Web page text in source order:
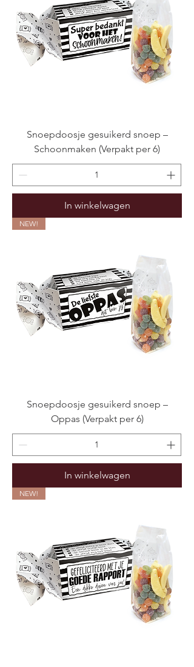
Snoepdoosje gesuikerd snoep –
Schoonmaken (Verpakt per 6)
In winkelwagen
NEW!
Snoepdoosje gesuikerd snoep –
Oppas (Verpakt per 6)
In winkelwagen
NEW!